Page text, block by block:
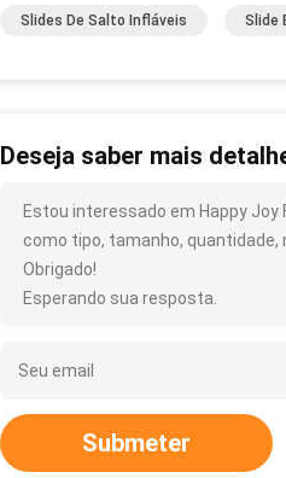
Slides De Salto Infláveis Slide
Deseja saber mais
Estou interessado em Happy Joy
como tipo, tamanho, quantidade,
Obrigado!
Esperando sua resposta.
Submeter